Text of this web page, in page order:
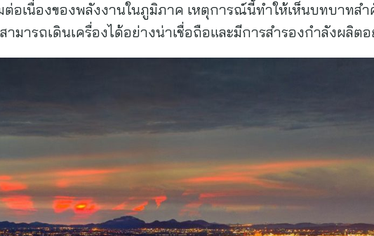
อเนื่องของพลังงานในภูมิภาค เหตุการณ์นี้ทำให้เห็นบทบาทส
มารถเดินเครื่องได้อย่างน่าเชื่อถือและมีการสำรองกำลังผลิต